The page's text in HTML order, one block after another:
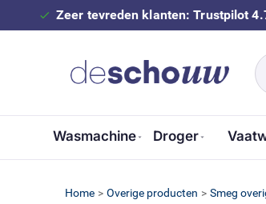
Zeer tevreden klanten: Trustpilot
Wasmachine Droger
Home > Overige producten > Smeg